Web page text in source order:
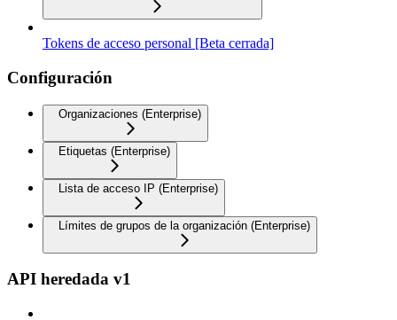
Tokens de acceso personal [Beta cerrada]
Configuración
Organizaciones (Enterprise)
Etiquetas (Enterprise)
Lista de acceso IP (Enterprise)
Límites de grupos de la organización (Enterprise)
API heredada v1